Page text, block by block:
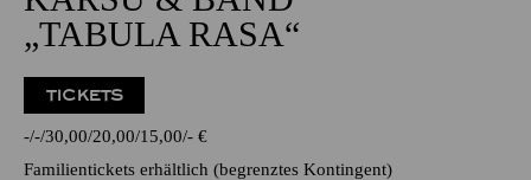
„TABULA RASA“
TICKETS
- - 30,00 20,00 15,00 - €
Familientickets erhältlich (begrenztes Kontingent)